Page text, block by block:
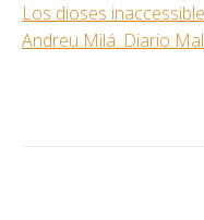
Los dioses
Andreu Milá. Diario